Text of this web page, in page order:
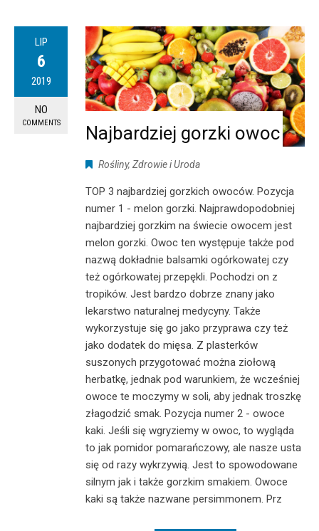
LIP
6
2019
NO
COMMENTS Najbardziej gorzki owoc
Rośliny, Zdrowie i Uroda
TOP 3 najbardziej gorzkich owoców. Pozycja
numer 1 - melon gorzki. Najprawdopodobniej
najbardziej gorzkim na świecie owocem jest
melon gorzki. Owoc ten występuje także pod
nazwą dokładnie balsamki ogórkowatej czy
też ogórkowatej przepękli. Pochodzi on z
tropików. Jest bardzo dobrze znany jako
lekarstwo naturalnej medycyny. Także
wykorzystuje się go jako przyprawa czy też
jako dodatek do mięsa. Z plasterków
suszonych przygotować można ziołową
herbatkę, jednak pod warunkiem, że wcześniej
owoce te moczymy w soli, aby jednak troszkę
złagodzić smak. Pozycja numer 2 - owoce
kaki. Jeśli się wgryziemy w owoc, to wygląda
to jak pomidor pomarańczowy, ale nasze usta
się od razy wykrzywią. Jest to spowodowane
silnym jak i także gorzkim smakiem. Owoce
kaki są także nazwane persimmonem. Prz